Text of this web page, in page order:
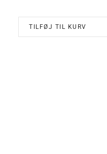
TILFØJ TIL KURV